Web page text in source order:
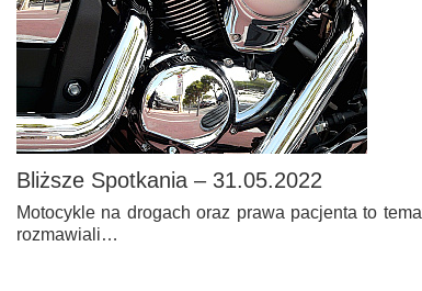
Bliższe Spotkania – 31.05.2022
Motocykle na drogach oraz prawa pacjenta to
rozmawiali…